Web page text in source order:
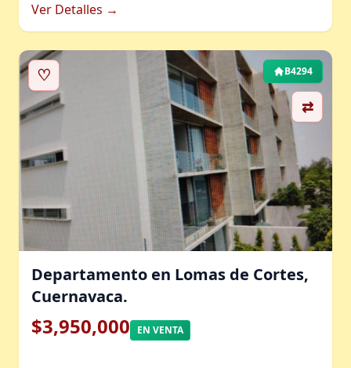
Ver Detalles →
♡
⇄
B4294
Departamento en Lomas de Cortes,
Cuernavaca.
$3,950,000 EN VENTA